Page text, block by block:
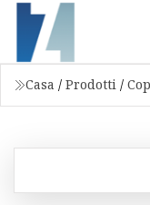
Casa / Prodotti /